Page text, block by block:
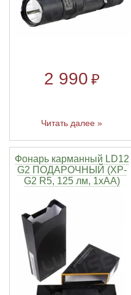
2 990 ₽
Читать далее »
Фонарь карманный LD12
G2 ПОДАРОЧНЫЙ (XP-
G2 R5, 125 лм, 1xAA)